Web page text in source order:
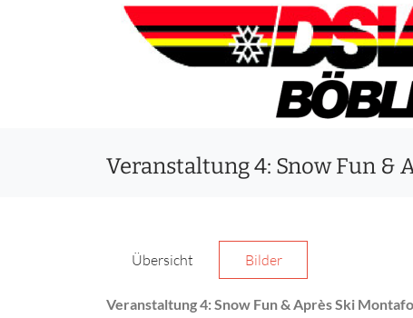
Veranstaltung 4: Snow Fun &
Übersicht Bilder
Veranstaltung 4: Snow Fun & Après Ski